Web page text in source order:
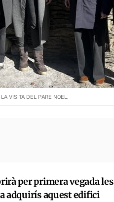
VISITA DEL PARE NOEL.
per primera vegada les
adquirís aquest edifici